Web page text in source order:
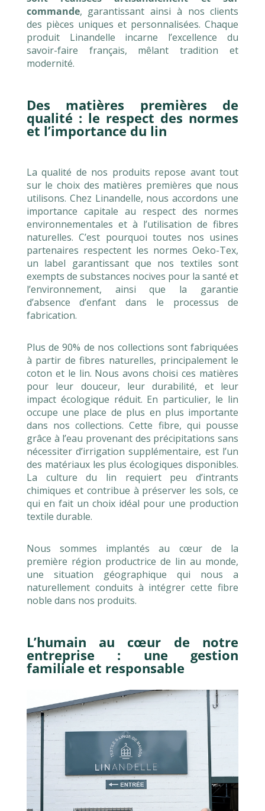
commande, garantissant ainsi à nos clients
des pièces uniques et personnalisées. Chaque
produit Linandelle incarne l’excellence du
savoir-faire français, mêlant tradition et
modernité.
Des matières premières de
qualité : le respect des normes
et l’importance du lin
La qualité de nos produits repose avant tout
sur le choix des matières premières que nous
utilisons. Chez Linandelle, nous accordons une
importance capitale au respect des normes
environnementales et à l’utilisation de fibres
naturelles. C’est pourquoi toutes nos usines
partenaires respectent les normes Oeko-Tex,
un label garantissant que nos textiles sont
exempts de substances nocives pour la santé et
l’environnement, ainsi que la garantie
d’absence d’enfant dans le processus de
fabrication.
Plus de 90% de nos collections sont fabriquées
à partir de fibres naturelles, principalement le
coton et le lin. Nous avons choisi ces matières
pour leur douceur, leur durabilité, et leur
impact écologique réduit. En particulier, le lin
occupe une place de plus en plus importante
dans nos collections. Cette fibre, qui pousse
grâce à l’eau provenant des précipitations sans
nécessiter d’irrigation supplémentaire, est l’un
des matériaux les plus écologiques disponibles.
La culture du lin requiert peu d’intrants
chimiques et contribue à préserver les sols, ce
qui en fait un choix idéal pour une production
textile durable.
Nous sommes implantés au cœur de la
première région productrice de lin au monde,
une situation géographique qui nous a
naturellement conduits à intégrer cette fibre
noble dans nos produits.
L’humain au cœur de notre
entreprise : une gestion
familiale et responsable